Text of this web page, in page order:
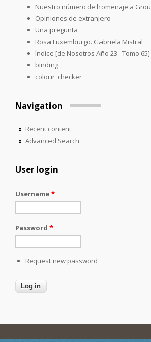
Nuestro número de homenaje a
Opiniones de extranjero
Una pregunta
Rosa Luxemburgo. Gabriela Mistral
Índice [de Nosotros Año 23 - Tomo 65]
binding
colour_checker
Navigation
Recent content
Advanced Search
User login
Username*
Password *
Request new password